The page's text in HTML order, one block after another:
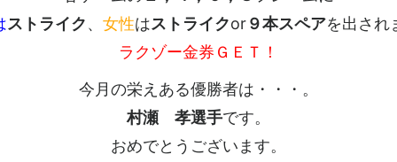
ストライク、 女性はストライクor９本スペアを出され
ラクゾー金券ＧＥＴ！
今月の栄えある優勝者は・・・。
村瀬 孝選手です。
おめでとうございます。